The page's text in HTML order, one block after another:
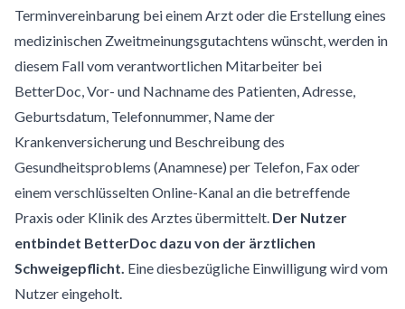
Terminvereinbarung bei einem Arzt oder die Erstellung eines
medizinischen Zweitmeinungsgutachtens wünscht, werden in
diesem Fall vom verantwortlichen Mitarbeiter bei
BetterDoc, Vor- und Nachname des Patienten, Adresse,
Geburtsdatum, Telefonnummer, Name der
Krankenversicherung und Beschreibung des
Gesundheitsproblems (Anamnese) per Telefon, Fax oder
einem verschlüsselten Online-Kanal an die betreffende
Praxis oder Klinik des Arztes übermittelt. Der Nutzer
entbindet BetterDoc dazu von der ärztlichen
Schweigepflicht. Eine diesbezügliche Einwilligung wird vom
Nutzer eingeholt.